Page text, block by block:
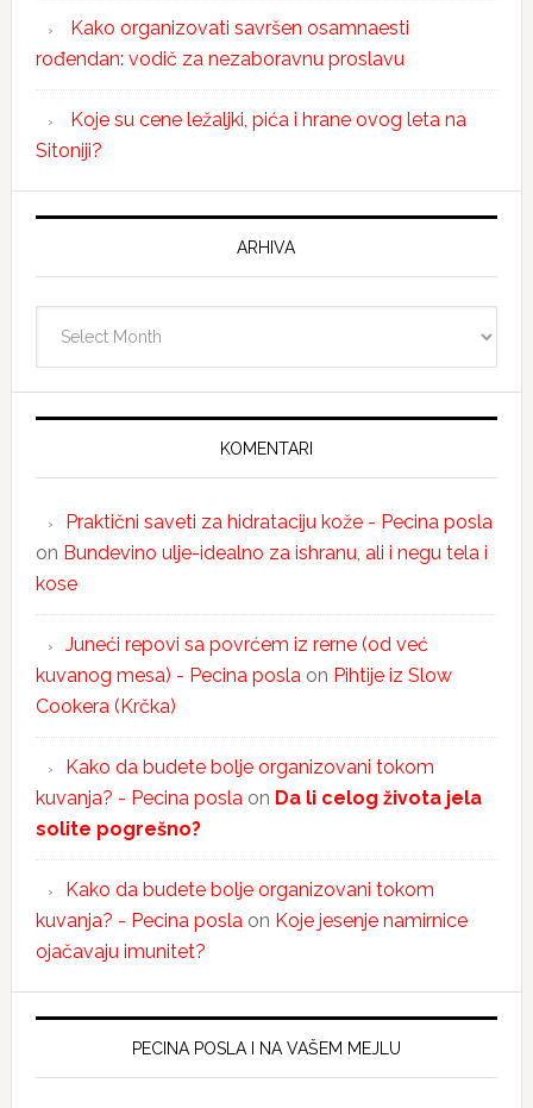
Kako organizovati savršen osamnaesti
rođendan: vodič za nezaboravnu proslavu
Koje su cene ležaljki, pića i hrane ovog leta na
Sitoniji?
ARHIVA
KOMENTARI
Praktični saveti za hidrataciju kože - Pecina posla
on Bundevino ulje-idealno za ishranu, ali i negu tela i
kose
Juneći repovi sa povrćem iz rerne (od već
kuvanog mesa) - Pecina poslaon Pihtije iz Slow
Cookera (Krčka)
Kako da budete bolje organizovani tokom
kuvanja? - Pecina poslaon Da li celog života jela
solite pogrešno?
Kako da budete bolje organizovani tokom
kuvanja? - Pecina poslaon Koje jesenje namirnice
ojačavaju imunitet?
PECINA POSLA I NA VAŠEM MEJLU